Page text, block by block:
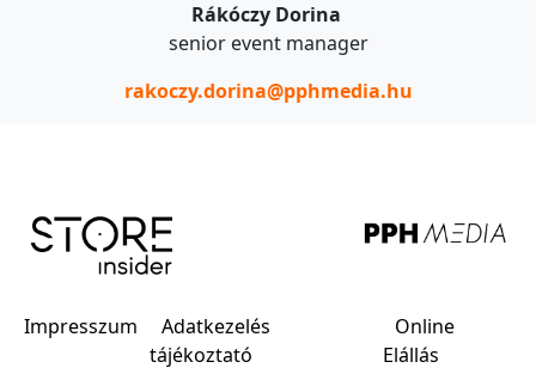
Rákóczy Dorina
senior event manager
rakoczy.dorina@pphmedia.hu
Impresszum
Adatkezelés
tájékoztató
Online
Elállás